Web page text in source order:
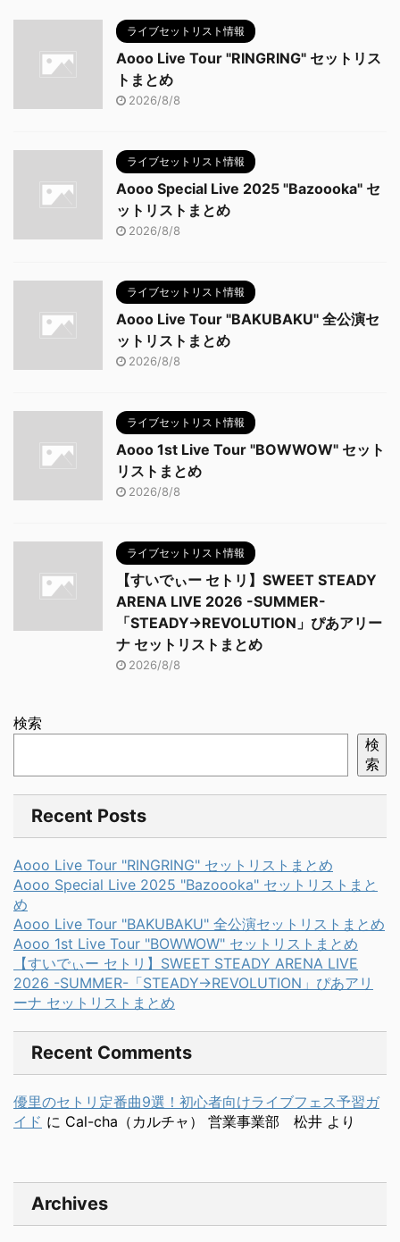
ライブセットリスト情報
Aooo Live Tour "RINGRING" セットリス
トまとめ
2026/8/8
ライブセットリスト情報
Aooo Special Live 2025 "Bazoooka" セ
ットリストまとめ
2026/8/8
ライブセットリスト情報
Aooo Live Tour "BAKUBAKU" 全公演セ
ットリストまとめ
2026/8/8
ライブセットリスト情報
Aooo 1st Live Tour "BOWWOW" セット
リストまとめ
2026/8/8
ライブセットリスト情報
【すいでぃー セトリ】SWEET STEADY
ARENA LIVE 2026 -SUMMER-
「STEADY→REVOLUTION」ぴあアリー
ナ セットリストまとめ
2026/8/8
検索
検
索
Recent Posts
Aooo Live Tour "RINGRING" セットリストまとめ
Aooo Special Live 2025 "Bazoooka" セットリストまと
め
Aooo Live Tour "BAKUBAKU" 全公演セットリストまとめ
Aooo 1st Live Tour "BOWWOW" セットリストまとめ
【すいでぃー セトリ】SWEET STEADY ARENA LIVE
2026 -SUMMER-「STEADY→REVOLUTION」ぴあアリ
ーナ セットリストまとめ
Recent Comments
優里のセトリ定番曲9選！初心者向けライブフェス予習ガ
イド に Cal-cha（カルチャ） 営業事業部 松井 より
Archives